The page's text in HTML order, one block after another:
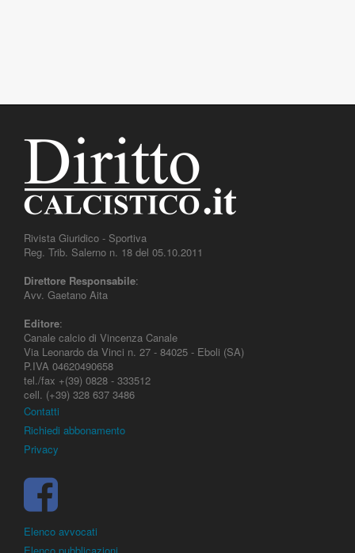
Rivista Giuridico - Sportiva
Reg. Trib. Salerno n. 18 del 05.10.2011
Direttore Responsabile:
Avv. Gaetano Aita
Editore:
Canale calcio di Vincenza Canale
Via Leonardo da Vinci n. 27 - 84025 - Eboli (SA)
P.IVA 04620490658
tel./fax +(39) 0828 - 333512
cell. (+39) 328 637 3486
Contatti
Richiedi abbonamento
Privacy
Elenco avvocati